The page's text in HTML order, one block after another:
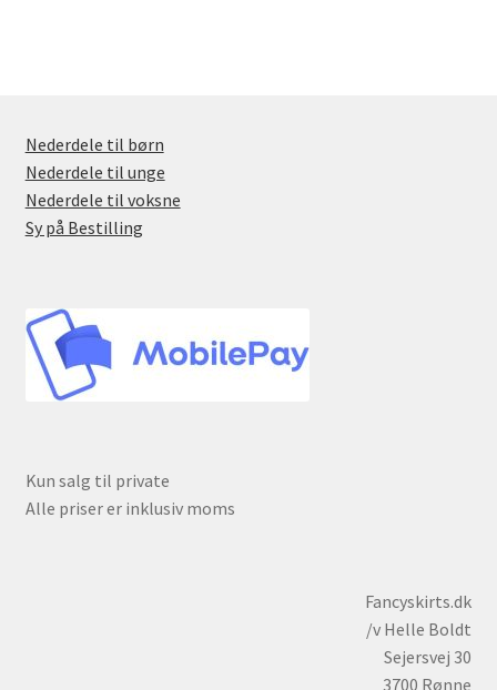
Nederdele til børn
Nederdele til unge
Nederdele til voksne
Sy på Bestilling
Kun salg til private
Alle priser er inklusiv moms
Fancyskirts.dk
/v Helle Boldt
Sejersvej 30
3700 Rønne